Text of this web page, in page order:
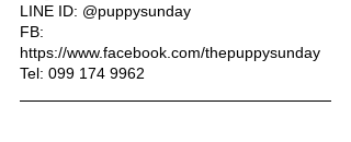
LINE ID: @puppysunday
FB:
https://www.facebook.com/thepuppysunday
Tel: 099 174 9962